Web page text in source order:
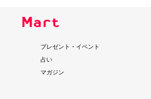
プレゼント・イベント
占い
マガジン